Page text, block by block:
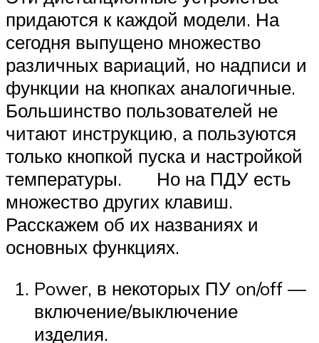
придаются к каждой модели. На
сегодня выпущено множество
различных вариаций, но надписи и
функции на кнопках аналогичные.
Большинство пользователей не
читают инструкцию, а пользуются
только кнопкой пуска и настройкой
температуры. Но на ПДУ есть
множество других клавиш.
Расскажем об их названиях и
основных функциях.
Power, в некоторых ПУ on/off —
включение/выключение
изделия.